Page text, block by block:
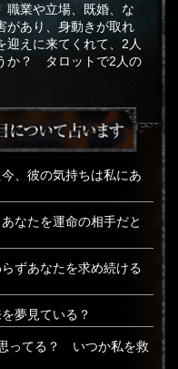
職業や立場、既婚、な
あり、身動きが取れ
迎えに来てくれて、2人
か？ タロットで2人の
、彼の気持ちは私にあ
なたを運命の相手だと
ずあなたを求め続ける
夢見ている？
ってる？ いつか私を救